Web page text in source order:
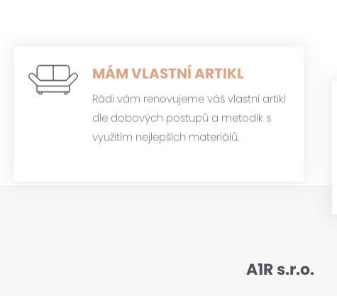
MÁM VLASTNÍ ARTIKL
Rádi vám renovujeme váš vlastní artikl
dle dobových postupů a metodik s
využitím nejlepších materiálů.
A1R s.r.o.